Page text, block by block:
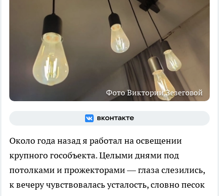
Фото Виктории Зезеговой
Около года назад я работал на освещении
крупного гособъекта. Целыми днями под
потолками и прожекторами — глаза слезились,
к вечеру чувствовалась усталость, словно песок